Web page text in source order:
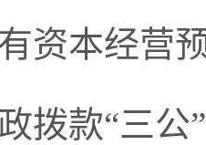
资本经营
拨款“三公